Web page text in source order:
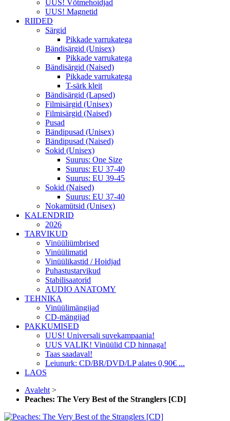
UUS! Võtmehoidjad
UUS! Magnetid
RIIDED
Särgid
Pikkade varrukatega
Bändisärgid (Unisex)
Pikkade varrukatega
Bändisärgid (Naised)
Pikkade varrukatega
T-särk kleit
Bändisärgid (Lapsed)
Filmisärgid (Unisex)
Filmisärgid (Naised)
Pusad
Bändipusad (Unisex)
Bändipusad (Naised)
Sokid (Unisex)
Suurus: One Size
Suurus: EU 37-40
Suurus: EU 39-45
Sokid (Naised)
Suurus: EU 37-40
Nokamütsid (Unisex)
KALENDRID
2026
TARVIKUD
Vinüüliümbrised
Vinüülimatid
Vinüülikastid / Hoidjad
Puhastustarvikud
Stabilisaatorid
AUDIO ANATOMY
TEHNIKA
Vinüülimängijad
CD-mängijad
PAKKUMISED
UUS! Universali suvekampaania!
UUS VALIK! Vinüülid CD hinnaga!
Taas saadaval!
Leiunurk: CD/BR/DVD/LP alates 0,90€ ...
LAOS
Avaleht >
Peaches: The Very Best of the Stranglers [CD]